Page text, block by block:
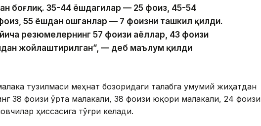
боғлиқ. 35-44 ёшдагилар — 25 фоиз, 45-54
55 ёшдан ошганлар — 7 фоизни ташкил қилди.
резюмелернинг 57 фоизи аёллар, 43 фоизи
жойлаштирилган”, — деб маълум қилди
тузилмаси меҳнат бозоридаги талабга умумий жиҳатдан
38 фоизи ўрта малакали, 38 фоизи юқори малакали, 24 фоизи
ҳиссасига тўғри келади.